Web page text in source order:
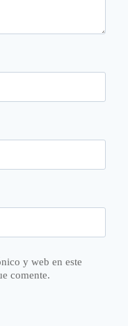
y web en este
comente.